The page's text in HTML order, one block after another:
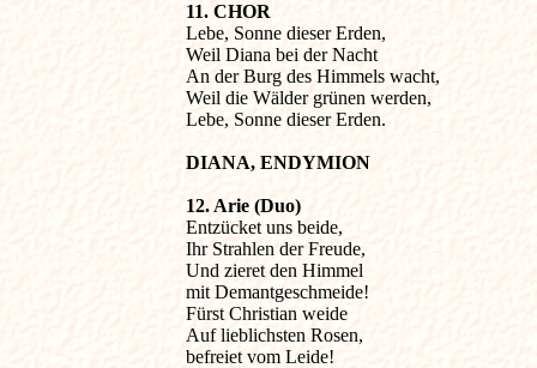
11. CHOR
Lebe, Sonne dieser Erden,
Weil Diana bei der Nacht
An der Burg des Himmels wacht,
Weil die Wälder grünen werden,
Lebe, Sonne dieser Erden.
DIANA, ENDYMION
12. Arie (Duo)
Entzücket uns beide,
Ihr Strahlen der Freude,
Und zieret den Himmel
mit Demantgeschmeide!
Fürst Christian weide
Auf lieblichsten Rosen,
befreiet vom Leide!